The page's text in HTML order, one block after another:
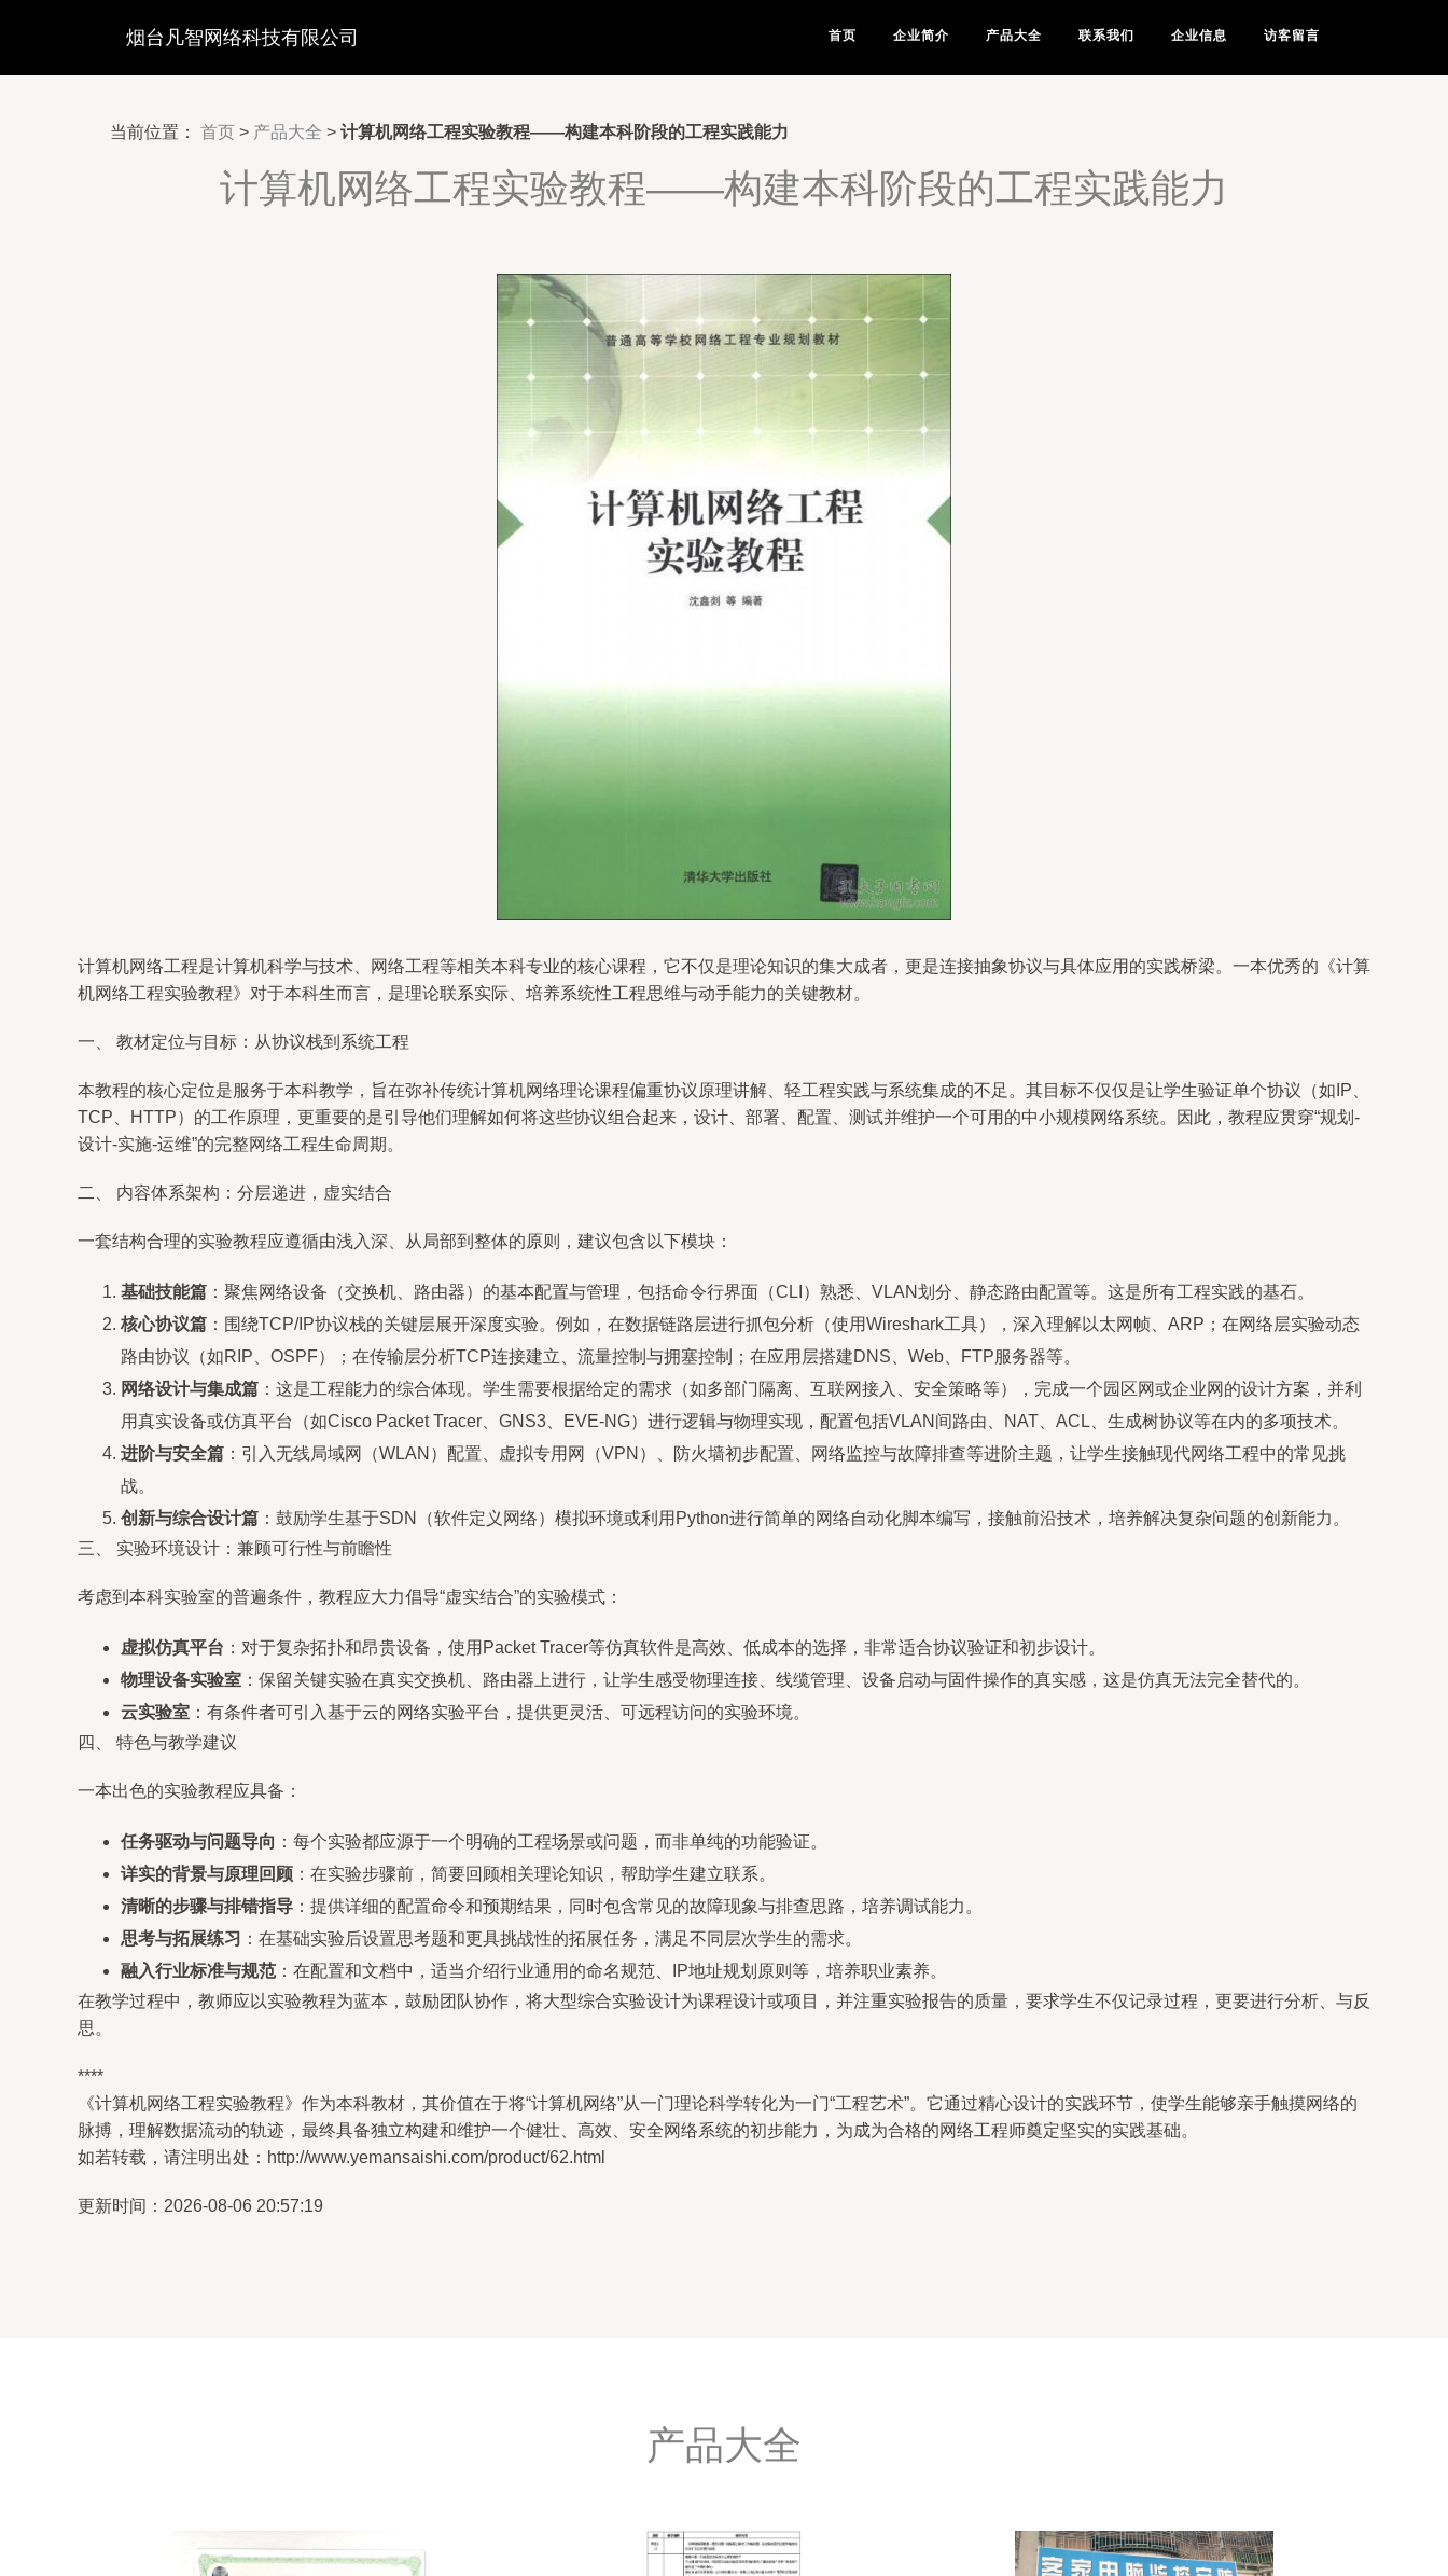
烟台凡智网络科技有限公司 首页 企业简介 产品大全 联系我们 企业信息 访客留言
当前位置： 首页 > 产品大全 > 计算机网络工程实验教程——构建本科阶段的工程实践能力
计算机网络工程实验教程——构建本科阶段的工程实践能力
计算机网络工程是计算机科学与技术、网络工程等相关本科专业的核心课程，它不仅是理论知识的集大成者，更是连接抽象协议与具体应用的实践桥梁。一本优秀的《计算
机网络工程实验教程》对于本科生而言，是理论联系实际、培养系统性工程思维与动手能力的关键教材。
一、 教材定位与目标：从协议栈到系统工程
本教程的核心定位是服务于本科教学，旨在弥补传统计算机网络理论课程偏重协议原理讲解、轻工程实践与系统集成的不足。其目标不仅仅是让学生验证单个协议（如IP、
TCP、HTTP）的工作原理，更重要的是引导他们理解如何将这些协议组合起来，设计、部署、配置、测试并维护一个可用的中小规模网络系统。因此，教程应贯穿“规划-
设计-实施-运维”的完整网络工程生命周期。
二、 内容体系架构：分层递进，虚实结合
一套结构合理的实验教程应遵循由浅入深、从局部到整体的原则，建议包含以下模块：
基础技能篇 ：聚焦网络设备（交换机、路由器）的基本配置与管理，包括命令行界面（CLI）熟悉、VLAN划分、静态路由配置等。这是所有工程实践的基石。
核心协议篇 ：围绕TCP/IP协议栈的关键层展开深度实验。例如，在数据链路层进行抓包分析（使用Wireshark工具），深入理解以太网帧、ARP；在网络层实验动态
路由协议（如RIP、OSPF）；在传输层分析TCP连接建立、流量控制与拥塞控制；在应用层搭建DNS、Web、FTP服务器等。
网络设计与集成篇 ：这是工程能力的综合体现。学生需要根据给定的需求（如多部门隔离、互联网接入、安全策略等），完成一个园区网或企业网的设计方案，并利
用真实设备或仿真平台（如Cisco Packet Tracer、GNS3、EVE-NG）进行逻辑与物理实现，配置包括VLAN间路由、NAT、ACL、生成树协议等在内的多项技术。
进阶与安全篇 ：引入无线局域网（WLAN）配置、虚拟专用网（VPN）、防火墙初步配置、网络监控与故障排查等进阶主题，让学生接触现代网络工程中的常见挑
战。
创新与综合设计篇 ：鼓励学生基于SDN（软件定义网络）模拟环境或利用Python进行简单的网络自动化脚本编写，接触前沿技术，培养解决复杂问题的创新能力。
三、 实验环境设计：兼顾可行性与前瞻性
考虑到本科实验室的普遍条件，教程应大力倡导“虚实结合”的实验模式：
虚拟仿真平台 ：对于复杂拓扑和昂贵设备，使用Packet Tracer等仿真软件是高效、低成本的选择，非常适合协议验证和初步设计。
物理设备实验室 ：保留关键实验在真实交换机、路由器上进行，让学生感受物理连接、线缆管理、设备启动与固件操作的真实感，这是仿真无法完全替代的。
云实验室 ：有条件者可引入基于云的网络实验平台，提供更灵活、可远程访问的实验环境。
四、 特色与教学建议
一本出色的实验教程应具备：
任务驱动与问题导向 ：每个实验都应源于一个明确的工程场景或问题，而非单纯的功能验证。
详实的背景与原理回顾 ：在实验步骤前，简要回顾相关理论知识，帮助学生建立联系。
清晰的步骤与排错指导 ：提供详细的配置命令和预期结果，同时包含常见的故障现象与排查思路，培养调试能力。
思考与拓展练习 ：在基础实验后设置思考题和更具挑战性的拓展任务，满足不同层次学生的需求。
融入行业标准与规范 ：在配置和文档中，适当介绍行业通用的命名规范、IP地址规划原则等，培养职业素养。
在教学过程中，教师应以实验教程为蓝本，鼓励团队协作，将大型综合实验设计为课程设计或项目，并注重实验报告的质量，要求学生不仅记录过程，更要进行分析、与反
思。
****
《计算机网络工程实验教程》作为本科教材，其价值在于将“计算机网络”从一门理论科学转化为一门“工程艺术”。它通过精心设计的实践环节，使学生能够亲手触摸网络的
脉搏，理解数据流动的轨迹，最终具备独立构建和维护一个健壮、高效、安全网络系统的初步能力，为成为合格的网络工程师奠定坚实的实践基础。
如若转载，请注明出处：http://www.yemansaishi.com/product/62.html
更新时间：2026-08-06 20:57:19
产品大全